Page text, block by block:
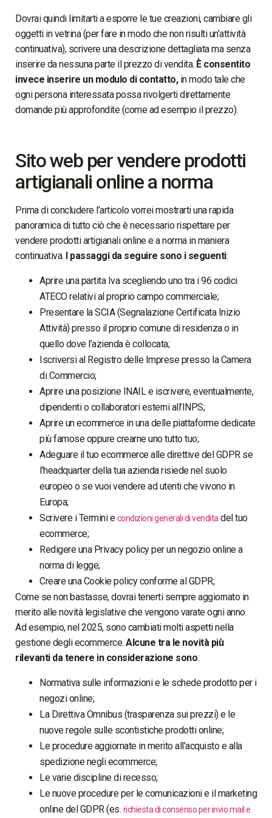
Dovrai quindi limitarti a esporre le tue creazioni, cambiare gli
oggetti in vetrina (per fare in modo che non risulti un’attività
continuativa), scrivere una descrizione dettagliata ma senza
inserire da nessuna parte il prezzo di vendita. È consentito
invece inserire un modulo di contatto,in modo tale che
ogni persona interessata possa rivolgerti direttamente
domande più approfondite (come ad esempio il prezzo).
Sito web per vendere prodotti
artigianali online a norma
Prima di concludere l’articolo vorrei mostrarti una rapida
panoramica di tutto ciò che è necessario rispettare per
vendere prodotti artigianali online e a norma in maniera
continuativa. I passaggi da seguire sono i seguenti:
Aprire una partita Iva scegliendo uno tra i 96 codici
ATECO relativi al proprio campo commerciale;
Presentare la SCIA (Segnalazione Certificata Inizio
Attività) presso il proprio comune di residenza o in
quello dove l’azienda è collocata;
Iscriversi al Registro delle Imprese presso la Camera
di Commercio;
Aprire una posizione INAIL e iscrivere, eventualmente,
dipendenti o collaboratori esterni all’INPS;
Aprire un ecommerce in una delle piattaforme dedicate
più famose oppure crearne uno tutto tuo;
Adeguare il tuo ecommerce alle direttive del GDPR se
l’headquarter della tua azienda risiede nel suolo
europeo o se vuoi vendere ad utenti che vivono in
Europa;
Scrivere i Termini econdizioni generali di venditadel tuo
ecommerce;
Redigere una Privacy policy per un negozio online a
norma di legge;
Creare una Cookie policy conforme al GDPR;
Come se non bastasse, dovrai tenerti sempre aggiornato in
merito alle novità legislative che vengono varate ogni anno.
Ad esempio, nel 2025, sono cambiati molti aspetti nella
gestione degli ecommerce. Alcune tra le novità più
rilevanti da tenere in considerazione sono:
Normativa sulle informazioni e le schede prodotto per i
negozi online;
La Direttiva Omnibus (trasparenza sui prezzi) e le
nuove regole sulle scontistiche prodotti online;
Le procedure aggiornate in merito all’acquisto e alla
spedizione negli ecommerce;
Le varie discipline di recesso;
Le nuove procedure per le comunicazioni e il marketing
online del GDPR (es. richiesta di consenso per invio mail e